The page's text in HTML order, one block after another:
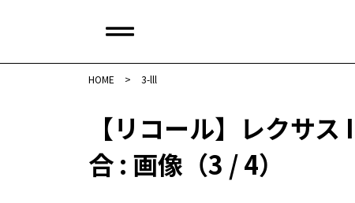
HOME > 3-lll
【リコール】レクサ
合 : 画像（3 / 4）